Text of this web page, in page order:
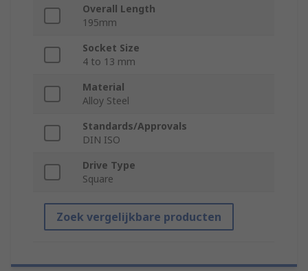
Overall Length
195mm
Socket Size
4 to 13 mm
Material
Alloy Steel
Standards/Approvals
DIN ISO
Drive Type
Square
Zoek vergelijkbare producten